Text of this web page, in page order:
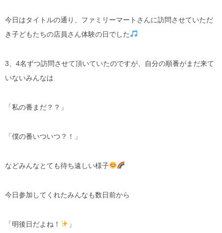
今日はタイトルの通り、ファミリーマートさんに訪問させていただ
き子どもたちの店員さん体験の日でした
3、4名ずつ訪問させて頂いていたのですが、自分の順番がまだ来て
いないみんなは
「私の番まだ？？」
「僕の番いついつ？！」
などみんなとても待ち遠しい様子
今日参加してくれたみんなも数日前から
「明後日だよね！ 」